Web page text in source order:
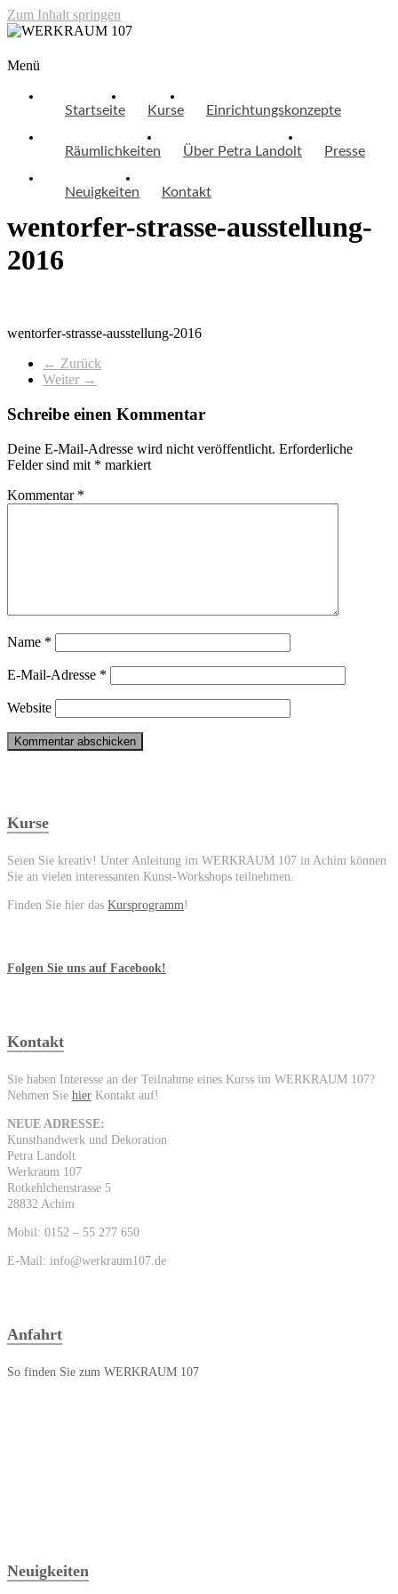
Zum Inhalt springen
WERKRAUM 107
Menü
Startseite Kurse Einrichtungskonzepte
Räumlichkeiten Über Petra Landolt Presse
Neuigkeiten Kontakt
wentorfer-strasse-ausstellung-
2016
wentorfer-strasse-ausstellung-2016
← Zurück
Weiter →
Schreibe einen Kommentar
Deine E-Mail-Adresse wird nicht veröffentlicht. Erforderliche
Felder sind mit * markiert
Kommentar *
Name *
E-Mail-Adresse *
Website
Kurse
Seien Sie kreativ! Unter Anleitung im WERKRAUM 107 in Achim können
Sie an vielen interessanten Kunst-Workshops teilnehmen.
Finden Sie hier das Kursprogramm!
Folgen Sie uns auf Facebook!
Kontakt
Sie haben Interesse an der Teilnahme eines Kurss im WERKRAUM 107?
Nehmen Sie hier Kontakt auf!
NEUE ADRESSE:
Kunsthandwerk und Dekoration
Petra Landolt
Werkraum 107
Rotkehlchenstrasse 5
28832 Achim
Mobil: 0152 – 55 277 650
E-Mail: info@werkraum107.de
Anfahrt
So finden Sie zum WERKRAUM 107
Neuigkeiten